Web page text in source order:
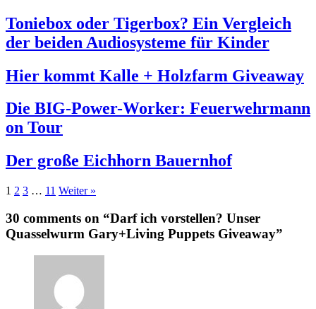
Toniebox oder Tigerbox? Ein Vergleich
der beiden Audiosysteme für Kinder
Hier kommt Kalle + Holzfarm Giveaway
Die BIG-Power-Worker: Feuerwehrmann
on Tour
Der große Eichhorn Bauernhof
1 2 3 … 11 Weiter »
30 comments on “Darf ich vorstellen? Unser
Quasselwurm Gary+Living Puppets Giveaway”